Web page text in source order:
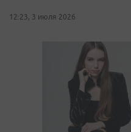
12:23, 3 июля 2026